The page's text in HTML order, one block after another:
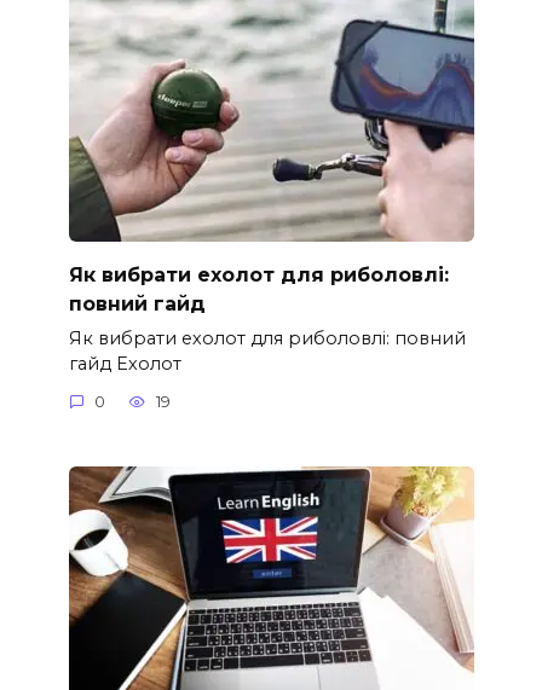
Як вибрати ехолот для риболовлі:
повний гайд
Як вибрати ехолот для риболовлі: повний
гайд Ехолот
0 19